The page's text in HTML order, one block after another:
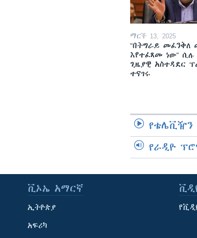
ማርች 13, 2025
"በትግራይ መፈንቅለ
እየተፈጸመ ነው" ሲሉ
ጊዜያዊ አስተዳደር
ተናገሩ
የቴሌቪዥን
የራዲዮ
ቪኦኤ አማርኛ
ኢትዮጵያ
አፍሪካ